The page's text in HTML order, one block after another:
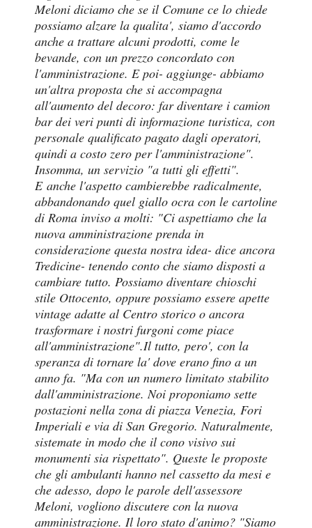
Meloni diciamo che se il Comune ce lo chiede
possiamo alzare la qualita', siamo d'accordo
anche a trattare alcuni prodotti, come le
bevande, con un prezzo concordato con
l'amministrazione. E poi- aggiunge- abbiamo
un'altra proposta che si accompagna
all'aumento del decoro: far diventare i camion
bar dei veri punti di informazione turistica, con
personale qualificato pagato dagli operatori,
quindi a costo zero per l'amministrazione".
Insomma, un servizio "a tutti gli effetti".
E anche l'aspetto cambierebbe radicalmente,
abbandonando quel giallo ocra con le cartoline
di Roma inviso a molti: "Ci aspettiamo che la
nuova amministrazione prenda in
considerazione questa nostra idea- dice ancora
Tredicine- tenendo conto che siamo disposti a
cambiare tutto. Possiamo diventare chioschi
stile Ottocento, oppure possiamo essere apette
vintage adatte al Centro storico o ancora
trasformare i nostri furgoni come piace
all'amministrazione".Il tutto, pero', con la
speranza di tornare la' dove erano fino a un
anno fa. "Ma con un numero limitato stabilito
dall'amministrazione. Noi proponiamo sette
postazioni nella zona di piazza Venezia, Fori
Imperiali e via di San Gregorio. Naturalmente,
sistemate in modo che il cono visivo sui
monumenti sia rispettato". Queste le proposte
che gli ambulanti hanno nel cassetto da mesi e
che adesso, dopo le parole dell'assessore
Meloni, vogliono discutere con la nuova
amministrazione. Il loro stato d'animo? "Siamo